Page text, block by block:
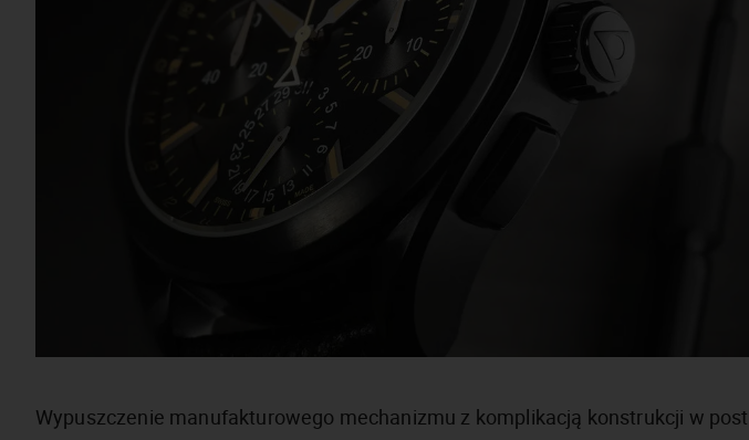
Wypuszczenie manufakturowego mechanizmu z komplikacją konstrukcji w